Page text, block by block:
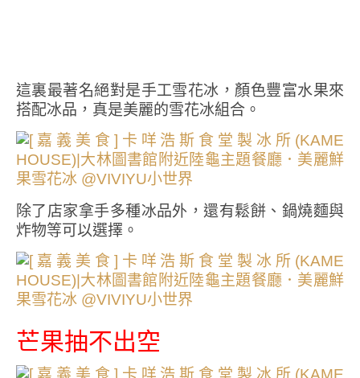
這裏最著名絕對是手工雪花冰，顏色豐富水果來
搭配冰品，真是美麗的雪花冰組合。
除了店家拿手多種冰品外，還有鬆餅、鍋燒麵與
炸物等可以選擇。
芒果抽不出空